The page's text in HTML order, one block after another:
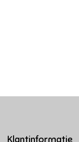
Klantinformatie